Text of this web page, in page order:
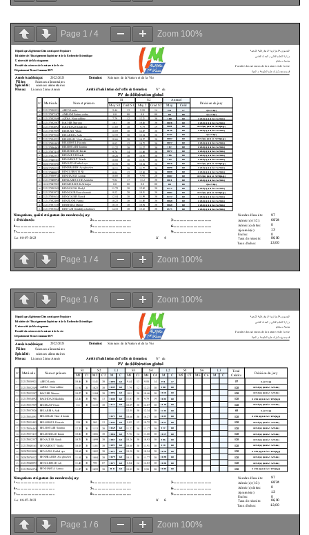
Page 1 / 4 Zoom 100%
Page 1 / 4 Zoom 100%
Page 1 / 6 Zoom 100%
Page 1 / 6 Zoom 100%